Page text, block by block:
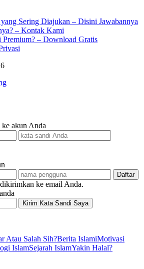
yang Sering Diajukan – Disini Jawabannya
– Kontak Kami
Premium? – Download Gratis
akun Anda
ke email Anda.
Atau Salah Sih?Berita IslamiMotivasi
IslamSejarah IslamYakin Halal?